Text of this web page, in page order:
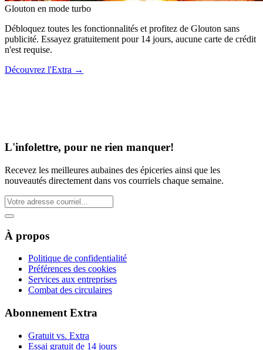
Glouton en mode turbo
Débloquez toutes les fonctionnalités et profitez de Glouton sans
publicité. Essayez gratuitement pour 14 jours, aucune carte de crédit
n'est requise.
Découvrez l'Extra →
L'infolettre, pour ne rien manquer!
Recevez les meilleures aubaines des épiceries ainsi que les
nouveautés directement dans vos courriels chaque semaine.
À propos
Politique de confidentialité
Préférences des cookies
Services aux entreprises
Combat des circulaires
Abonnement Extra
Gratuit vs. Extra
Essai gratuit de 14 jours